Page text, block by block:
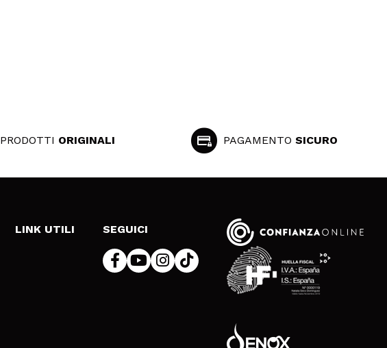
PRODOTTI ORIGINALI PAGAMENTO SICURO
LINK UTILI SEGUICI